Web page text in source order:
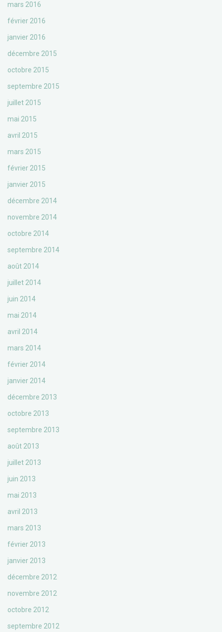
mars 2016
février 2016
janvier 2016
décembre 2015
octobre 2015
septembre 2015
juillet 2015
mai 2015
avril 2015
mars 2015
février 2015
janvier 2015
décembre 2014
novembre 2014
octobre 2014
septembre 2014
août 2014
juillet 2014
juin 2014
mai 2014
avril 2014
mars 2014
février 2014
janvier 2014
décembre 2013
octobre 2013
septembre 2013
août 2013
juillet 2013
juin 2013
mai 2013
avril 2013
mars 2013
février 2013
janvier 2013
décembre 2012
novembre 2012
octobre 2012
septembre 2012